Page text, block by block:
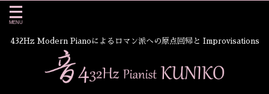
432Hz Modern Pianoによるロマン派への原点回帰と Improvisations